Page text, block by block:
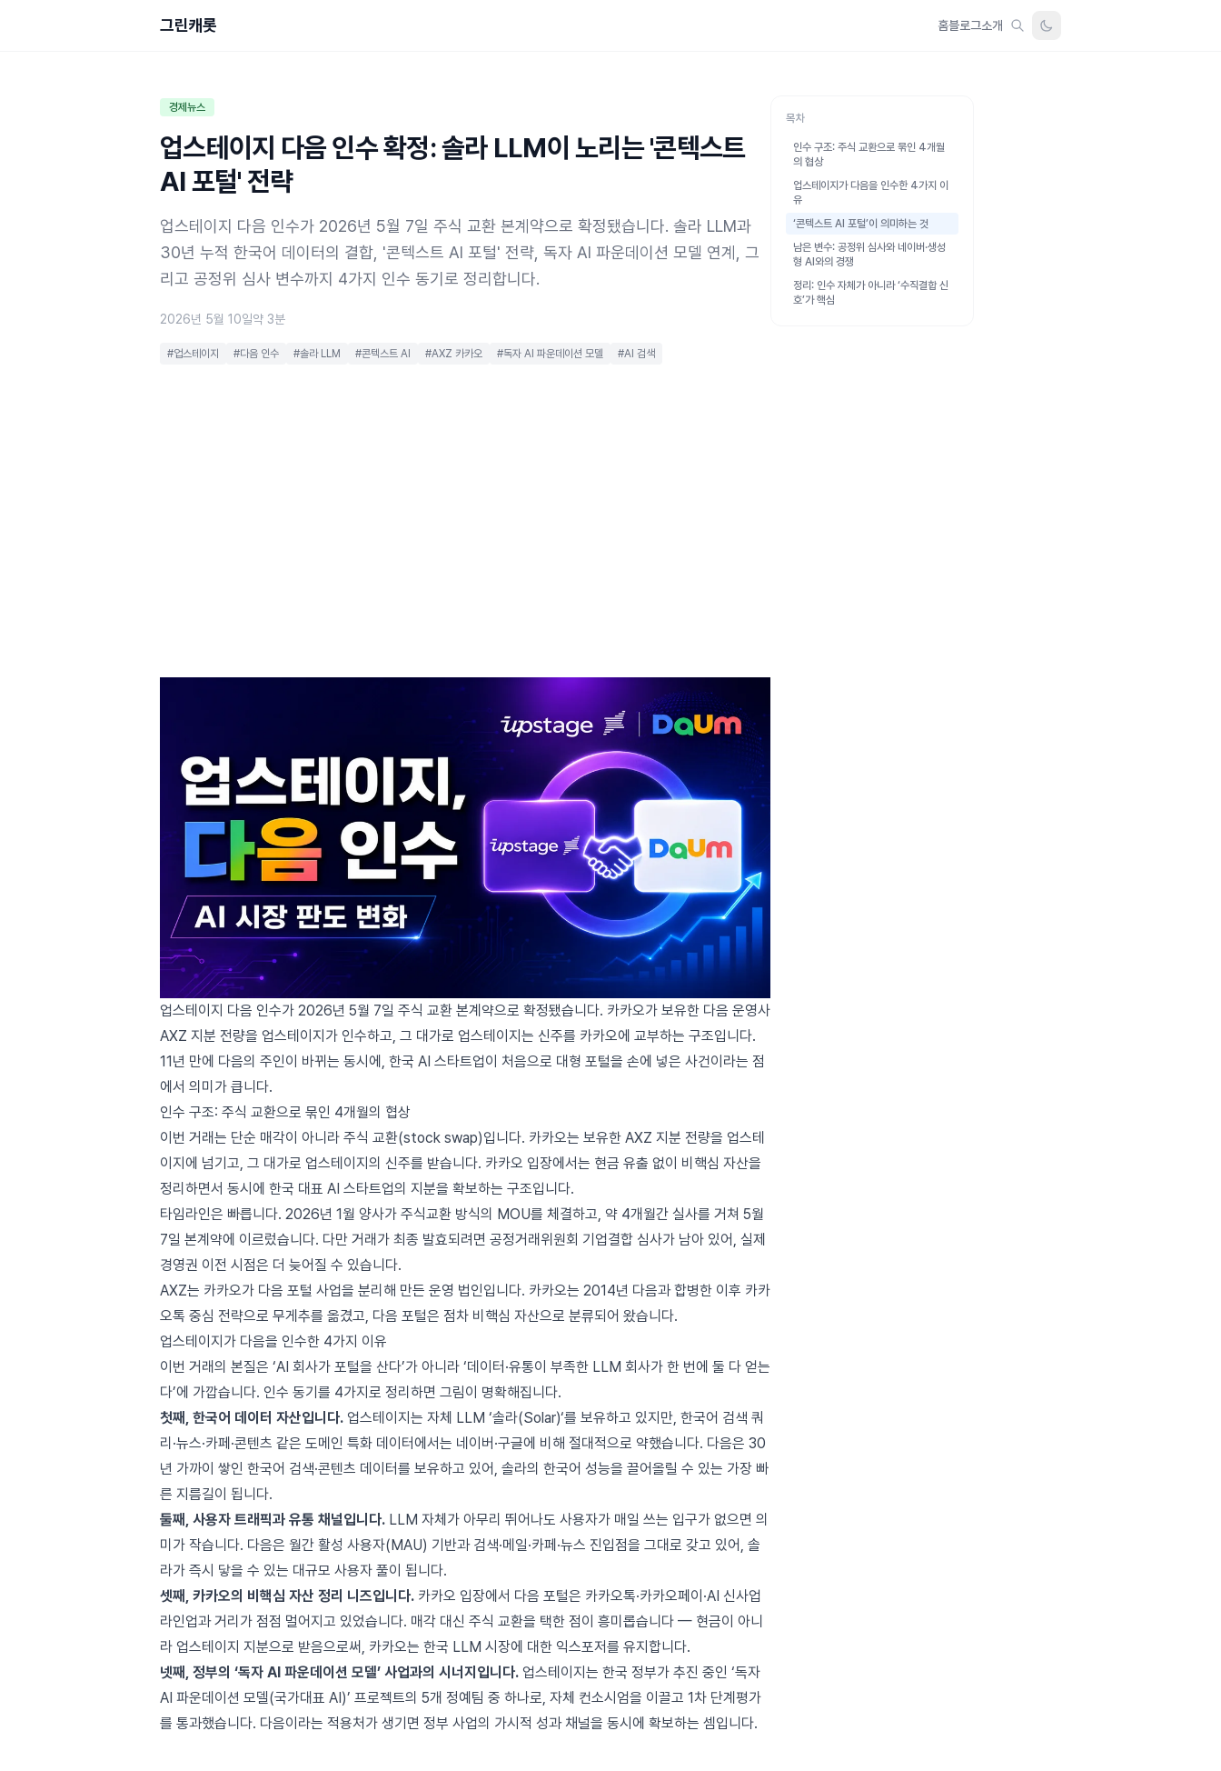
그린캐롯 홈블로그소개
경제뉴스
업스테이지 다음 인수 확정: 솔라 LLM이 노리는 '콘텍스트
AI 포털' 전략
업스테이지 다음 인수가 2026년 5월 7일 주식 교환 본계약으로 확정됐습니다. 솔라 LLM과
30년 누적 한국어 데이터의 결합, '콘텍스트 AI 포털' 전략, 독자 AI 파운데이션 모델 연계, 그
리고 공정위 심사 변수까지 4가지 인수 동기로 정리합니다.
2026년 5월 10일약 3분
#업스테이지 #다음 인수 #솔라 LLM #콘텍스트 AI #AXZ 카카오 #독자 AI 파운데이션 모델 #AI 검색
업스테이지 다음 인수가 2026년 5월 7일 주식 교환 본계약으로 확정됐습니다. 카카오가 보유한 다음 운영사
AXZ 지분 전량을 업스테이지가 인수하고, 그 대가로 업스테이지는 신주를 카카오에 교부하는 구조입니다.
11년 만에 다음의 주인이 바뀌는 동시에, 한국 AI 스타트업이 처음으로 대형 포털을 손에 넣은 사건이라는 점
에서 의미가 큽니다.
인수 구조: 주식 교환으로 묶인 4개월의 협상
이번 거래는 단순 매각이 아니라 주식 교환(stock swap)입니다. 카카오는 보유한 AXZ 지분 전량을 업스테
이지에 넘기고, 그 대가로 업스테이지의 신주를 받습니다. 카카오 입장에서는 현금 유출 없이 비핵심 자산을
정리하면서 동시에 한국 대표 AI 스타트업의 지분을 확보하는 구조입니다.
타임라인은 빠릅니다. 2026년 1월 양사가 주식교환 방식의 MOU를 체결하고 , 약 4개월간 실사를 거쳐 5월
7일 본계약에 이르렀습니다. 다만 거래가 최종 발효되려면 공정거래위원회 기업결합 심사가 남아 있어, 실제
경영권 이전 시점은 더 늦어질 수 있습니다.
AXZ는 카카오가 다음 포털 사업을 분리해 만든 운영 법인입니다. 카카오는 2014년 다음과 합병한 이후 카카
오톡 중심 전략으로 무게추를 옮겼고, 다음 포털은 점차 비핵심 자산으로 분류되어 왔습니다.
업스테이지가 다음을 인수한 4가지 이유
이번 거래의 본질은 ‘AI 회사가 포털을 산다’가 아니라 ‘데이터·유통이 부족한 LLM 회사가 한 번에 둘 다 얻는
다’에 가깝습니다. 인수 동기를 4가지로 정리하면 그림이 명확해집니다.
첫째, 한국어 데이터 자산입니다. 업스테이지는 자체 LLM ‘솔라(Solar)‘를 보유하고 있지만, 한국어 검색 쿼
리·뉴스·카페·콘텐츠 같은 도메인 특화 데이터에서는 네이버·구글에 비해 절대적으로 약했습니다. 다음은 30
년 가까이 쌓인 한국어 검색·콘텐츠 데이터를 보유하고 있어, 솔라의 한국어 성능을 끌어올릴 수 있는 가장 빠
른 지름길이 됩니다.
둘째, 사용자 트래픽과 유통 채널입니다. LLM 자체가 아무리 뛰어나도 사용자가 매일 쓰는 입구가 없으면 의
미가 작습니다. 다음은 월간 활성 사용자(MAU) 기반과 검색·메일·카페·뉴스 진입점을 그대로 갖고 있어, 솔
라가 즉시 닿을 수 있는 대규모 사용자 풀이 됩니다.
셋째, 카카오의 비핵심 자산 정리 니즈입니다. 카카오 입장에서 다음 포털은 카카오톡·카카오페이·AI 신사업
라인업과 거리가 점점 멀어지고 있었습니다. 매각 대신 주식 교환을 택한 점이 흥미롭습니다 — 현금이 아니
라 업스테이지 지분으로 받음으로써, 카카오는 한국 LLM 시장에 대한 익스포저를 유지합니다.
넷째, 정부의 ‘독자 AI 파운데이션 모델’ 사업과의 시너지입니다. 업스테이지는 한국 정부가 추진 중인 ‘독자
AI 파운데이션 모델(국가대표 AI)’ 프로젝트의 5개 정예팀 중 하나로, 자체 컨소시엄을 이끌고 1차 단계평가
를 통과했습니다. 다음이라는 적용처가 생기면 정부 사업의 가시적 성과 채널을 동시에 확보하는 셈입니다.
목차
인수 구조: 주식 교환으로 묶인 4개월
의 협상
업스테이지가 다음을 인수한 4가지 이
유
‘콘텍스트 AI 포털’이 의미하는 것
남은 변수: 공정위 심사와 네이버·생성
형 AI와의 경쟁
정리: 인수 자체가 아니라 ‘수직결합 신
호’가 핵심